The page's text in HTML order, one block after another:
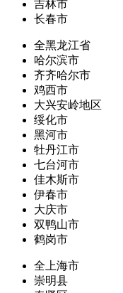
吉林市
长春市
全黑龙江省
哈尔滨市
齐齐哈尔市
鸡西市
大兴安岭地区
绥化市
黑河市
牡丹江市
七台河市
佳木斯市
伊春市
大庆市
双鸭山市
鹤岗市
全上海市
崇明县